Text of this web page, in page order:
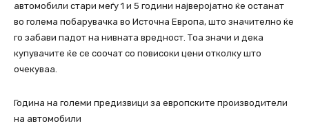
автомобили стари меѓу 1 и 5 години најверојатно ќе останат
во голема побарувачка во Источна Европа, што значително ќе
го забави падот на нивната вредност. Тоа значи и дека
купувачите ќе се соочат со повисоки цени отколку што
очекуваа.
Година на големи предизвици за европските производители
на автомобили